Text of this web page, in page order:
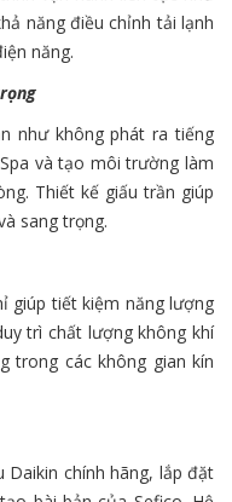
năng điều chỉnh tải lạnh
năng.
như không phát ra tiếng
và tạo môi trường làm
Thiết kế giấu trần giúp
sang trọng.
giúp tiết kiệm năng lượng
trì chất lượng không khí
trong các không gian kín
chính hãng, lắp đặt